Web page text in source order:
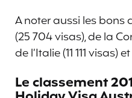
A noter aussi les bons
(25 704 visas), de la
de l’Italie (11 111 visas)
Le classement